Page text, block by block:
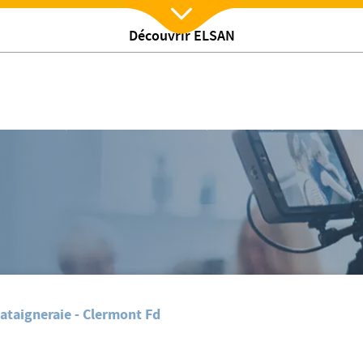
Découvrir ELSAN
Nx:Afficher menu
actualites/De nouveaux sites Internet pour les cliniques Vitalia
- Clermont Fd